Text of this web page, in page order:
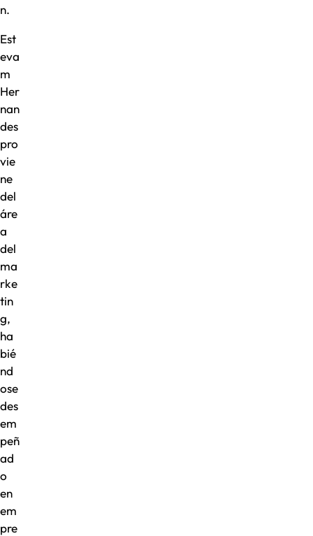
n.
Est
eva
m
Her
nan
des
pro
vie
ne
del
áre
a
del
ma
rke
tin
g,
ha
bié
nd
ose
des
em
peñ
ad
o
en
em
pre